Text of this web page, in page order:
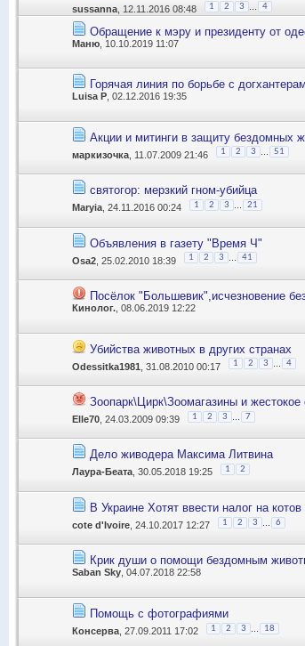
sussanna , 12.11.2016 08:48 1 2 3 4
Обращение к мэру и президенту от
Маню , 10.10.2019 11:07
Горячая линия по борьбе с
Luisa P , 02.12.2016 19:35
Акции и митинги в защиту бездомных
маркизочка , 11.07.2009 21:46 1 2 3 51
святогор: мерзкий гном-убийца
Maryia , 24.11.2016 00:24 1 2 3 21
Объявления в газету "Время Ч"
Osa2 , 25.02.2010 18:39 1 2 3 41
Посёлок "Большевик",исчезновение
Кинолог. , 08.06.2019 12:22
Убийства животных в других странах
Odessitka1981 , 31.08.2010 00:17 1 2 3 4
Зоопарк\Цирк\Зоомагазины и
Elle70 , 24.03.2009 09:39 1 2 3 7
Дело живодера Максима Литвина
Лаура-Беата , 30.05.2018 19:25 1 2
В Украине Хотят ввести налог на котов
cote d'Ivoire , 24.10.2017 12:27 1 2 3 6
Крик души о помощи бездомным
Saban Sky , 04.07.2018 22:58
Помощь с фотографиями
Консерва , 27.09.2011 17:02 1 2 3 18